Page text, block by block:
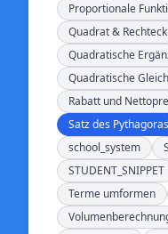
Proportionale
Quadrat & Rechteck
Quadratische
Quadratische
Rabatt und
Satz des Pythagoras
school_system
STUDENT_SNIPPET
Terme umformen